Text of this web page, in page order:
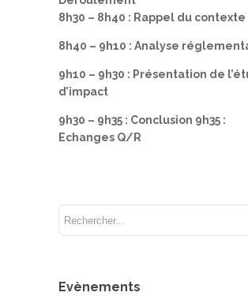
8h30 – 8h40 : Rappel du contexte
8h40 – 9h10 : Analyse
9h10 – 9h30 : Présentation de
d’impact
9h30 – 9h35 : Conclusion 9h35 :
Echanges Q/R
Evènements